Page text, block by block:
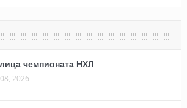
чемпионата НХЛ
2026